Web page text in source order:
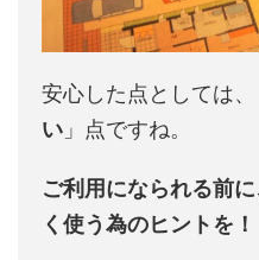
安心した点としては、
い 」点ですね。
ご利用になられる前
く使う為のヒントを！